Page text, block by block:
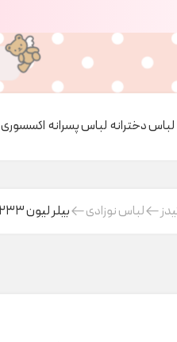
لباس دخترانه لباس پسرانه اکسسوری
لباس نوزادی بیلر لیون ۱۳۲۳۳ indigo کد t000909